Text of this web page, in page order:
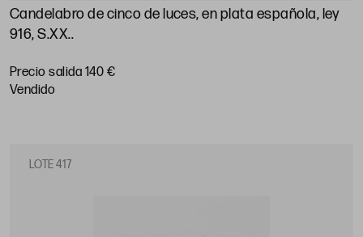
Candelabro de cinco de luces, en plata española, ley
916, S.XX..
Precio salida 140 €
vendido
LOTE 417